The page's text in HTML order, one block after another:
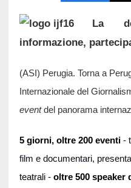
La
informazione,
(ASI) Perugia. Torna a
Internazionale del
eventdel panorama
5 giorni, oltre 200 eventi -
film e documentari,
teatrali - oltre 500 speaker